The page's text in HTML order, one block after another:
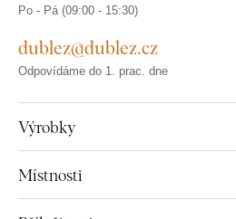
Výrobky
Místnosti
Po - Pá (09:00 - 15:30)
dublez@dublez.cz
Odpovídáme do 1. prac. dne